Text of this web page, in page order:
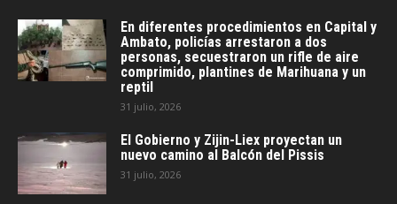
En diferentes procedimientos en Capital y
Ambato, policías arrestaron a dos
personas, secuestraron un rifle de aire
comprimido, plantines de Marihuana y un
reptil
31 julio, 2026
El Gobierno y Zijin-Liex proyectan un
nuevo camino al Balcón del Pissis
31 julio, 2026